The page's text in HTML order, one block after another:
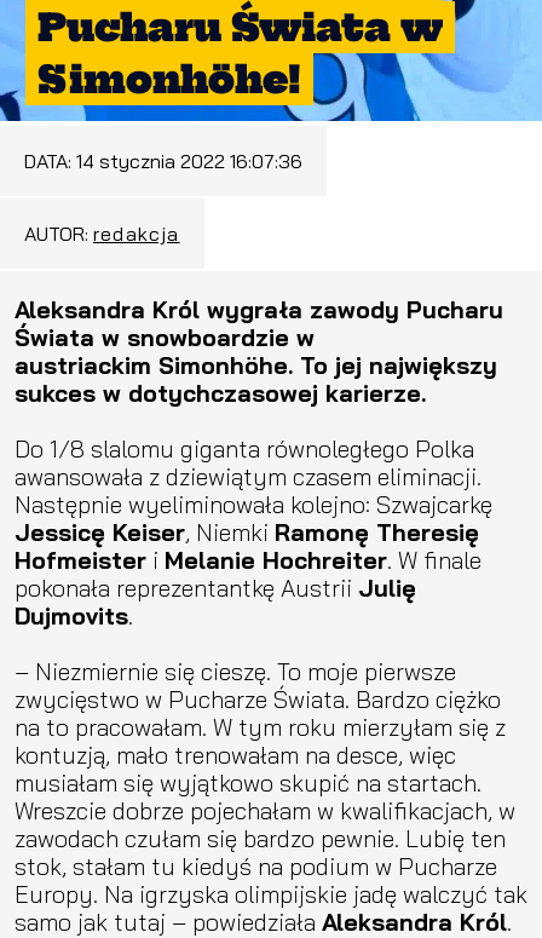
Pucharu Świata w
Simonhöhe!
DATA: 14 stycznia 2022 16:07:36
AUTOR: redakcja
Aleksandra Król wygrała zawody Pucharu
Świata w snowboardzie w
austriackim Simonhöhe. To jej największy
sukces w dotychczasowej karierze.
Do 1/8 slalomu giganta równoległego Polka
awansowała z dziewiątym czasem eliminacji.
Następnie wyeliminowała kolejno: Szwajcarkę
Jessicę Keiser, Niemki Ramonę Theresię
Hofmeister i Melanie Hochreiter. W finale
pokonała reprezentantkę Austrii Julię
Dujmovits.
– Niezmiernie się cieszę. To moje pierwsze
zwycięstwo w Pucharze Świata. Bardzo ciężko
na to pracowałam. W tym roku mierzyłam się z
kontuzją, mało trenowałam na desce, więc
musiałam się wyjątkowo skupić na startach.
Wreszcie dobrze pojechałam w kwalifikacjach, w
zawodach czułam się bardzo pewnie. Lubię ten
stok, stałam tu kiedyś na podium w Pucharze
Europy. Na igrzyska olimpijskie jadę walczyć tak
samo jak tutaj – powiedziała Aleksandra Król.